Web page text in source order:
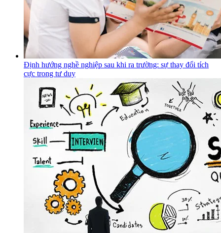
Định hướng nghề nghiệp sau khi ra trường: sự thay đổi tích
cực trong tư duy